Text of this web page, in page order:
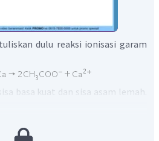
dulu reaksi ionisasi garam
basa kuat dan sisa asam lemah.
dengan air melepaskan ion